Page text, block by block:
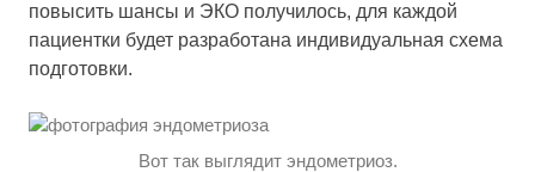
повысить шансы и ЭКО получилось, для каждой
пациентки будет разработана индивидуальная схема
подготовки.
Вот так выглядит эндометриоз.